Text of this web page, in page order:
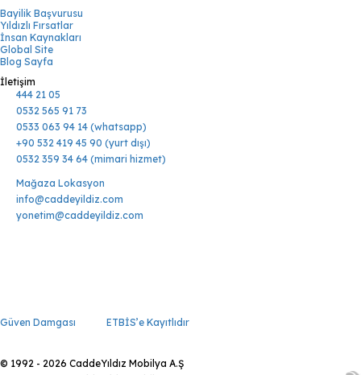
Bayilik Başvurusu
Yıldızlı Fırsatlar
İnsan Kaynakları
Global Site
Blog Sayfa
İletişim
444 21 05
0532 565 91 73
0533 063 94 14 (whatsapp)
+90 532 419 45 90 (yurt dışı)
0532 359 34 64 (mimari hizmet)
Mağaza Lokasyon
info@caddeyildiz.com
yonetim@caddeyildiz.com
Güven Damgası ETBİS’e Kayıtlıdır
© 1992 - 2026 CaddeYıldız Mobilya A.Ş